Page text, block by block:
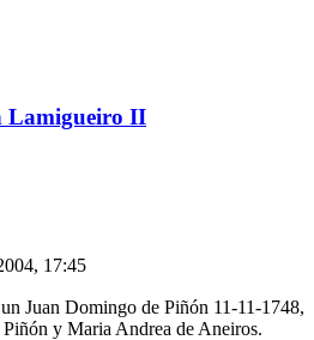
Lamigueiro II
17:45
Juan Domingo de Piñón 11-11-1748,
y Maria Andrea de Aneiros.